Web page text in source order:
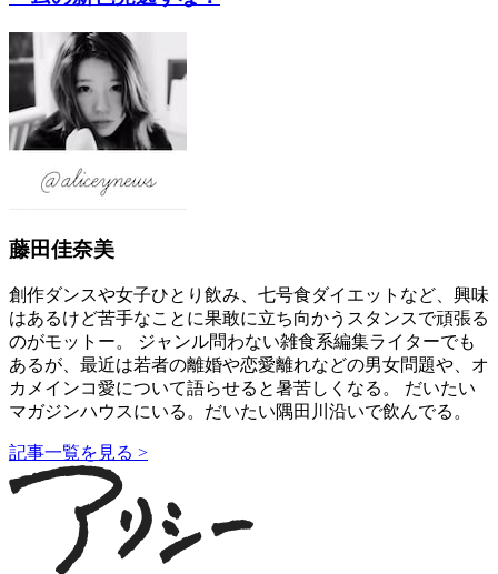
藤田佳奈美
創作ダンスや女子ひとり飲み、七号食ダイエットなど、興味
はあるけど苦手なことに果敢に立ち向かうスタンスで頑張る
のがモットー。 ジャンル問わない雑食系編集ライターでも
あるが、最近は若者の離婚や恋愛離れなどの男女問題や、オ
カメインコ愛について語らせると暑苦しくなる。 だいたい
マガジンハウスにいる。だいたい隅田川沿いで飲んでる。
記事一覧を見る >